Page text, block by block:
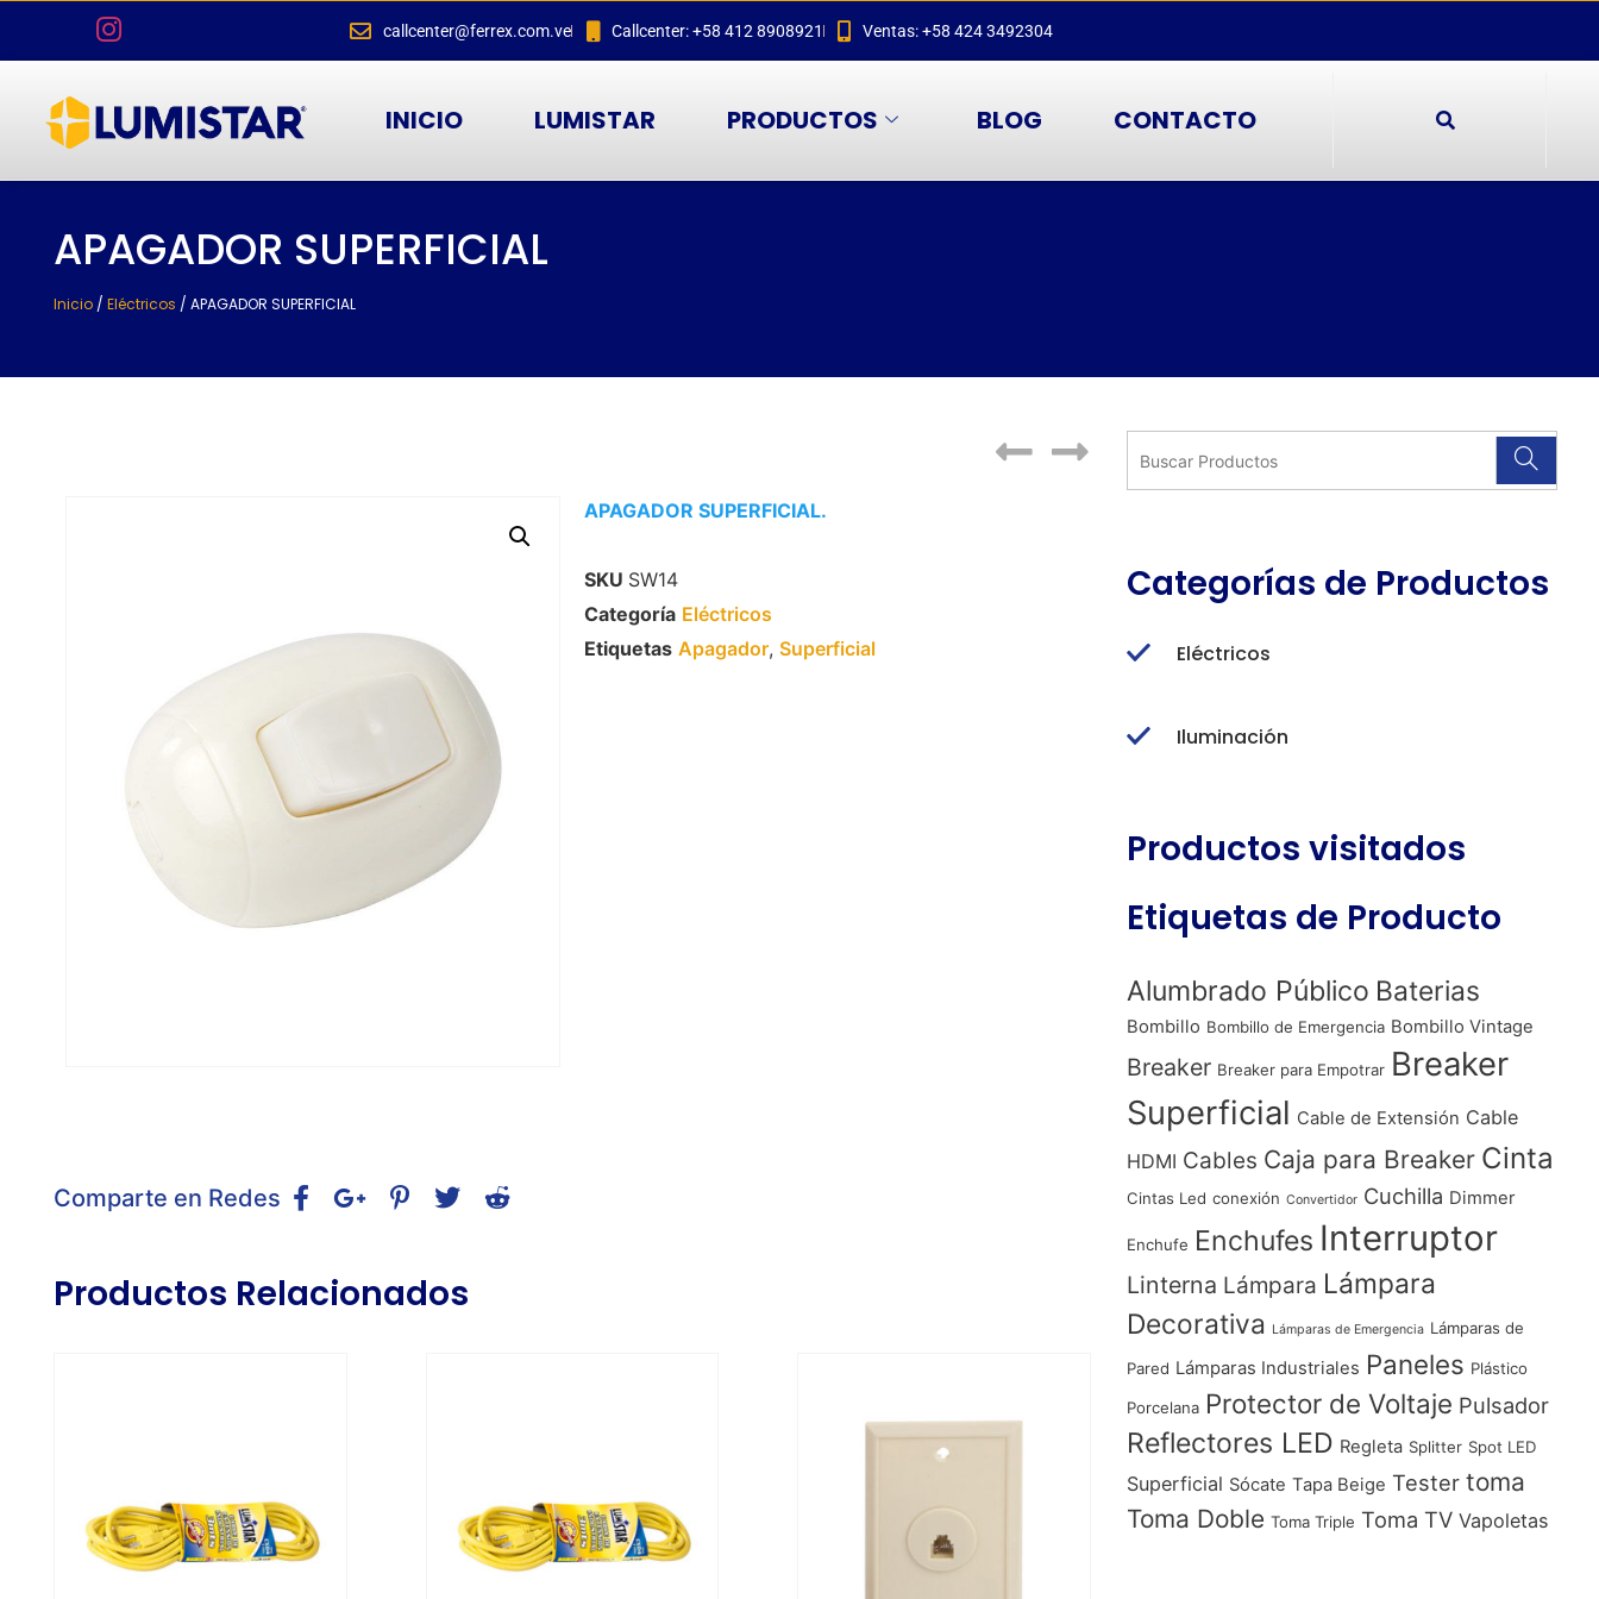
callcenter@ferrex.com.ve Callcenter: +58 412 8908921 Ventas: +58 424 3492304
INICIO LUMISTAR PRODUCTOS BLOG CONTACTO
APAGADOR SUPERFICIAL
Inicio / Eléctricos / APAGADOR SUPERFICIAL
APAGADOR SUPERFICIAL.
SKU SW14
Categoría Eléctricos
Etiquetas Apagador, Superficial
Comparte en Redes
Productos Relacionados
Categorías de Productos
Eléctricos
Iluminación
Productos visitados
Etiquetas de Producto
Alumbrado Público Baterias
Bombillo Bombillo de Emergencia Bombillo Vintage
Breaker Breaker para Empotrar Breaker
Superficial Cable de Extensión Cable
HDMI Cables Caja para Breaker Cinta
Cintas Led conexión Convertidor Cuchilla Dimmer
Enchufe Enchufes Interruptor
Linterna Lámpara Lámpara
Decorativa
Lámparas de Emergencia Lámparas de
Pared Lámparas Industriales Paneles Plástico
Porcelana Protector de Voltaje Pulsador
Reflectores LED Regleta Splitter Spot LED
Superficial Sócate Tapa Beige Tester toma
Toma Doble Toma Triple Toma TV Vapoletas